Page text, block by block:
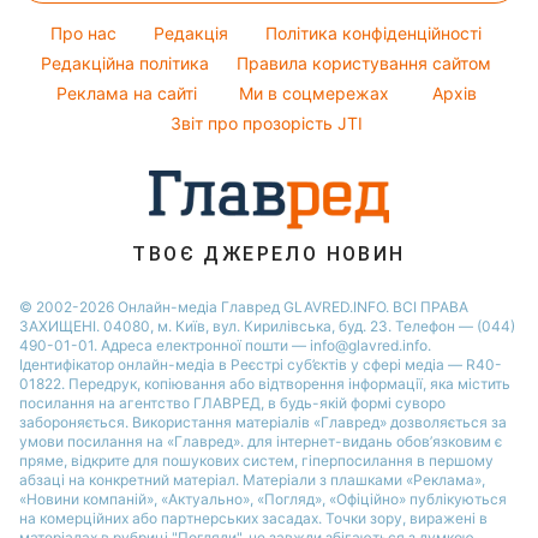
Погода на завтра
Пилова буря
Гарний манікюр
Модні помилки
Новини моди
Поради від Андре Тана
Про нас Редакція
Політика конфіденційності
Редакційна політика
Правила користування сайтом
Реклама на сайті
Ми в соцмережах
Архів
Звіт про прозорість JTI
ТВОЄ ДЖЕРЕЛО НОВИН
© 2002-2026 Онлайн-медіа Главред GLAVRED.INFO. ВСІ ПРАВА
ЗАХИЩЕНІ. 04080, м. Київ, вул. Кирилівська, буд. 23. Телефон — (044)
490-01-01. Адреса електронної пошти — info@glavred.info.
Ідентифікатор онлайн-медіа в Реєстрі суб’єктів у сфері медіа — R40-
01822. Передрук, копіювання або відтворення інформації, яка містить
посилання на агентство ГЛАВРЕД, в будь-якій формi суворо
забороняється. Використання матеріалів «Главред» дозволяється за
умови посилання на «Главред». для інтернет-видань обов’язковим є
пряме, відкрите для пошукових систем, гіперпосилання в першому
абзаці на конкретний матеріал. Матеріали з плашками «Реклама»,
«Новини компаній», «Актуально», «Погляд», «Офіційно» публікуються
на комерційних або партнерських засадах. Точки зору, виражені в